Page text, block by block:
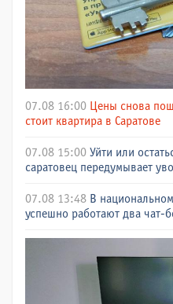
07.08 16:00 Цены снова
стоит квартира в Саратове
07.08 15:00 Уйти или
саратовец передумывает
07.08 13:48 В
успешно работают два чат-